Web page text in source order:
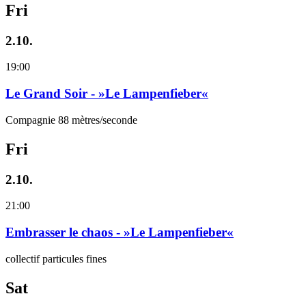
Fri
2.10.
19:00
Le Grand Soir - »Le Lampenfieber«
Compagnie 88 mètres/seconde
Fri
2.10.
21:00
Embrasser le chaos - »Le Lampenfieber«
collectif particules fines
Sat